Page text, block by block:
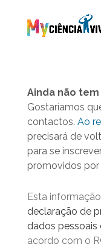
Ainda não tem
Gostaríamos
contactos. Ao
precisará de
para se
promovidos por
Esta
declaração de
dados pessoais
acordo com o